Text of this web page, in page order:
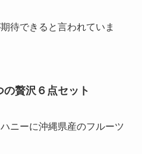
待できると言われていま
贅沢６点セット
ニーに沖縄県産のフルーツ